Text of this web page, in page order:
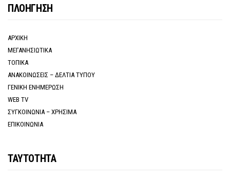
ΠΛΟΗΓΗΣΗ
ΑΡΧΙΚΗ
ΜΕΓΑΝΗΣΙΩΤΙΚΑ
ΤΟΠΙΚΑ
ΑΝΑΚΟΙΝΩΣΕΙΣ – ΔΕΛΤΙΑ ΤΥΠΟΥ
ΓΕΝΙΚΗ ΕΝΗΜΕΡΩΣΗ
WEB TV
ΣΥΓΚΟΙΝΩΝΙΑ – ΧΡΗΣΙΜΑ
ΕΠΙΚΟΙΝΩΝΙΑ
ΤΑΥΤΟΤΗΤΑ